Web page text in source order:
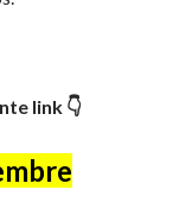
link 👇